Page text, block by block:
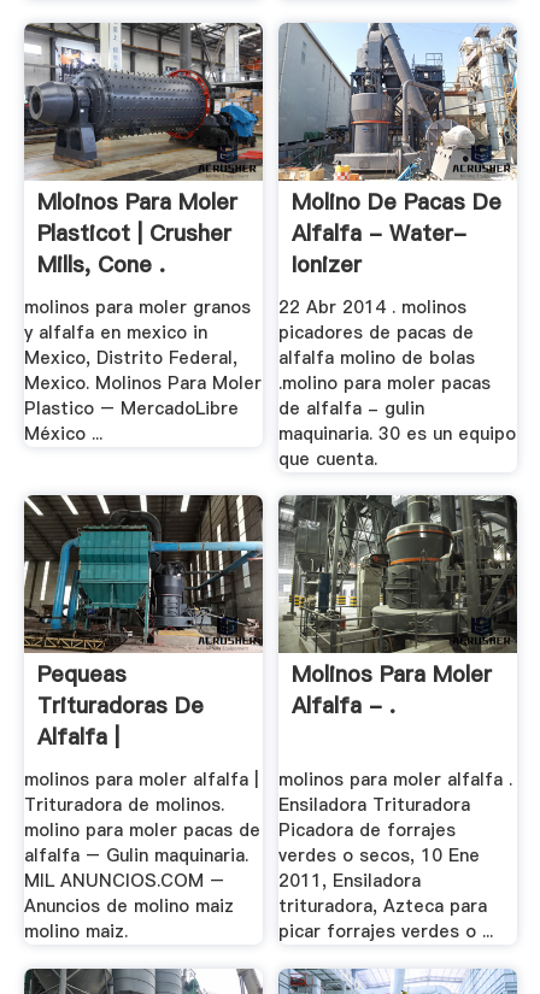
Mloinos Para Moler
Plasticot | Crusher
Mills, Cone .
molinos para moler granos
y alfalfa en mexico in
Mexico, Distrito Federal,
Mexico. Molinos Para Moler
Plastico – MercadoLibre
México ...
Molino De Pacas De
Alfalfa - Water-
Ionizer
22 Abr 2014 . molinos
picadores de pacas de
alfalfa molino de bolas
.molino para moler pacas
de alfalfa - gulin
maquinaria. 30 es un equipo
que cuenta.
Pequeas
Trituradoras De
Alfalfa |
Worldcrushers
molinos para moler alfalfa |
Trituradora de molinos.
molino para moler pacas de
alfalfa – Gulin maquinaria.
MIL ANUNCIOS.COM –
Anuncios de molino maiz
molino maiz.
Molinos Para Moler
Alfalfa - .
molinos para moler alfalfa .
Ensiladora Trituradora
Picadora de forrajes
verdes o secos, 10 Ene
2011, Ensiladora
trituradora, Azteca para
picar forrajes verdes o ...